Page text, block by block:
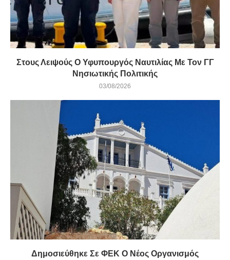
Στους Λειψούς Ο Υφυπουργός Ναυτιλίας Με Τον ΓΓ
Νησιωτικής Πολιτικής
03/08/2026
Δημοσιεύθηκε Σε ΦΕΚ Ο Νέος Οργανισμός